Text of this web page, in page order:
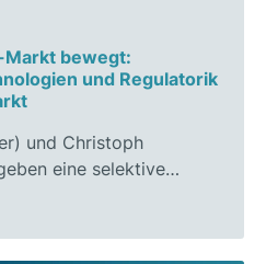
Markt bewegt:
und Regulatorik
und Christoph
eine selektive…